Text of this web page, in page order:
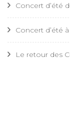
Concert d’été
Concert d’été
Le retour des